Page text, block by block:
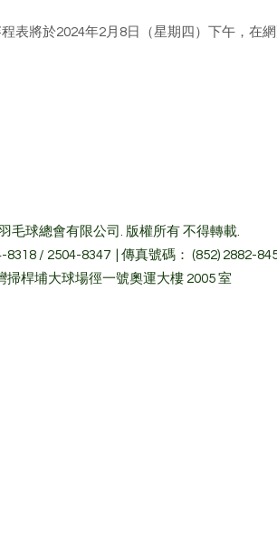
表將於2024年2月8日（星期四）下午，在
毛球總會有限公司. 版權所有 不得轉載.
8318 / 2504-8347 | 傳真號碼： (852) 2882-
掃桿埔大球場徑一號奧運大樓 2005 室